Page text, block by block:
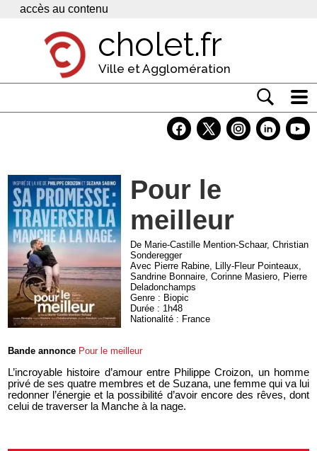
Panneau de gestion des cookies
accès au contenu
cholet.fr
Ville et Agglomération
Economie
Services
Contacts
Pour le
meilleur
De Marie-Castille Mention-Schaar, Christian
Sonderegger
Avec Pierre Rabine, Lilly-Fleur Pointeaux,
Sandrine Bonnaire, Corinne Masiero, Pierre
Deladonchamps
Genre : Biopic
Durée : 1h48
Nationalité : France
Bande annonce Pour le meilleur
L’incroyable histoire d’amour entre Philippe Croizon, un homme
privé de ses quatre membres et de Suzana, une femme qui va lui
redonner l’énergie et la possibilité d’avoir encore des rêves, dont
celui de traverser la Manche à la nage.